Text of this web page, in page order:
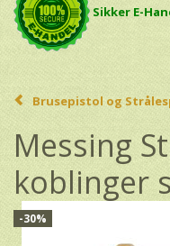
Sikker E-
Brusepistol og
Messing
koblinger
-30%